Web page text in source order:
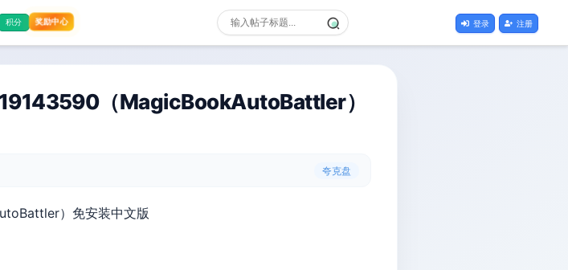
积分 奖励中心 登录 注册
（MagicBookAutoBattler）
夸克盘